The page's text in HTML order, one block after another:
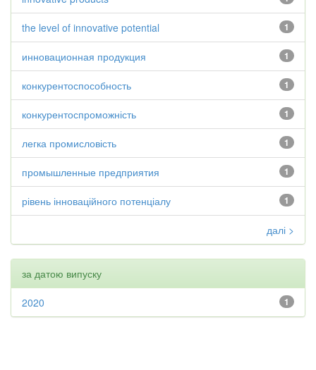
1
the level of innovative potential
1
инновационная продукция
1
конкурентоспособность
1
конкурентоспроможність
1
легка промисловість
1
промышленные предприятия
1
рівень інноваційного потенціалу
далі >
за датою випуску
1
2020